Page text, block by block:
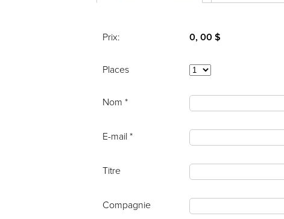
Prix: 0, 00 $
Places
Nom *
E-mail *
Titre
Compagnie